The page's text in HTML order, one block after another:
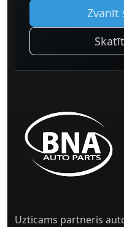
Zvanīt
Uzticams partneris